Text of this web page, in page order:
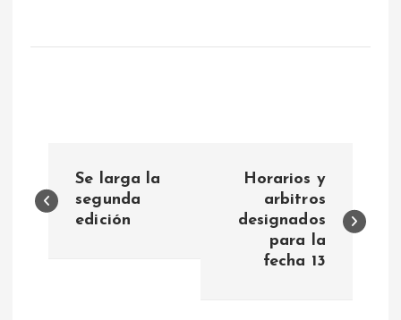
a
Se larga la
segunda
edición
Horarios y
arbitros
designados
para la
fecha 13